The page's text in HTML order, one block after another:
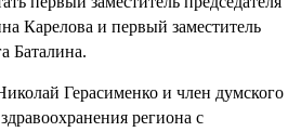
Карелова и первый заместитель
Баталина.
Герасименко и член думского
региона с